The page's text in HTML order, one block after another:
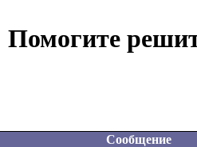
Помогите
Сообщение